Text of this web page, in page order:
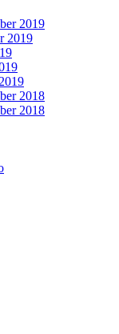
2019
2019
2018
2018